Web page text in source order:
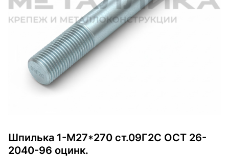
Шпилька 1-М27*270 ст.09Г2С ОСТ 26-
2040-96 оцинк.